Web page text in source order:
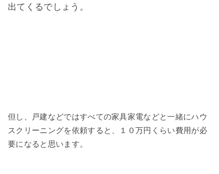
出てくるでしょう。
但し、戸建などではすべての家具家電などと一緒にハウ
スクリーニングを依頼すると、１０万円くらい費用が必
要になると思います。